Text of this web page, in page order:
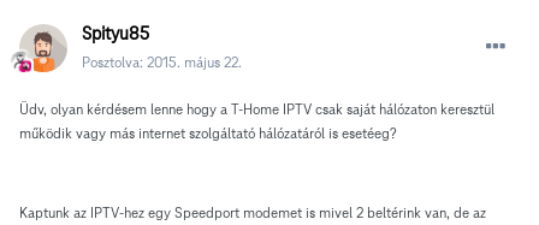
Spityu85
Posztolva: 2015. május 22.
Üdv, olyan kérdésem lenne hogy a T-Home IPTV csak saját hálózaton keresztül
működik vagy más internet szolgáltató hálózatáról is esetéeg?
Kaptunk az IPTV-hez egy Speedport modemet is mivel 2 beltérink van, de az